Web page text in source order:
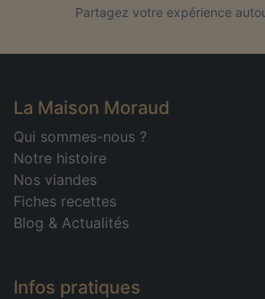
Partagez votre expérience
La Maison Moraud
Qui sommes-nous ?
Notre histoire
Nos viandes
Fiches recettes
Blog & Actualités
Infos pratiques